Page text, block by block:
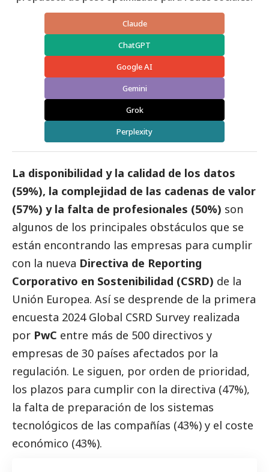
Claude
ChatGPT
Google AI
Gemini
Grok
Perplexity
La disponibilidad y la calidad de los datos
(59%), la complejidad de las cadenas de valor
(57%) y la falta de profesionales (50%) son
algunos de los principales obstáculos que se
están encontrando las empresas para cumplir
con la nueva Directiva de Reporting
Corporativo en Sostenibilidad (CSRD) de la
Unión Europea. Así se desprende de la primera
encuesta 2024 Global CSRD Survey realizada
por PwC entre más de 500 directivos y
empresas de 30 países afectados por la
regulación. Le siguen, por orden de prioridad,
los plazos para cumplir con la directiva (47%),
la falta de preparación de los sistemas
tecnológicos de las compañías (43%) y el coste
económico (43%).